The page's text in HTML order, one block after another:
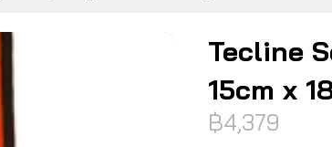
Tecline
15cm x
฿4,379